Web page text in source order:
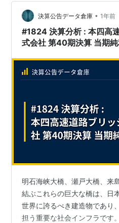
う驚きの文化にありました。
究スタイル 東芝の研究開発セ
に研究するための2つの「ル
ます。 ① 10%ルール（表の
決算公告データ倉庫 • 1年前
#1824 決算分析 : 本四高
式会社 第40期決算 当期
明石海峡大橋、瀬戸大橋、来
結ぶこれらの巨大な橋は、日
世界に誇るべき建造物であり
担う重要な社会インフラです